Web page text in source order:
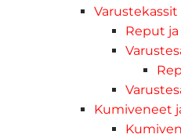
Varustekassit
Reput ja
Kumiveneet